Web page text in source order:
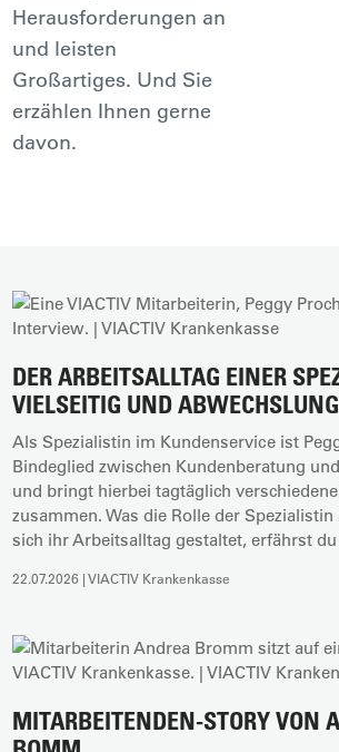
Herausforderungen an
und leisten
Großartiges. Und Sie
erzählen Ihnen gerne
davon.
DER ARBEITSALLTAG EINER
VIELSEITIG UND
Als Spezialistin im Kundenservice ist
Bindeglied zwischen Kundenberatung
und bringt hierbei tagtäglich
zusammen. Was die Rolle der
sich ihr Arbeitsalltag gestaltet, erfährst
22.07.2026 | VIACTIV Krankenkasse
MITARBEITENDEN-STORY VON